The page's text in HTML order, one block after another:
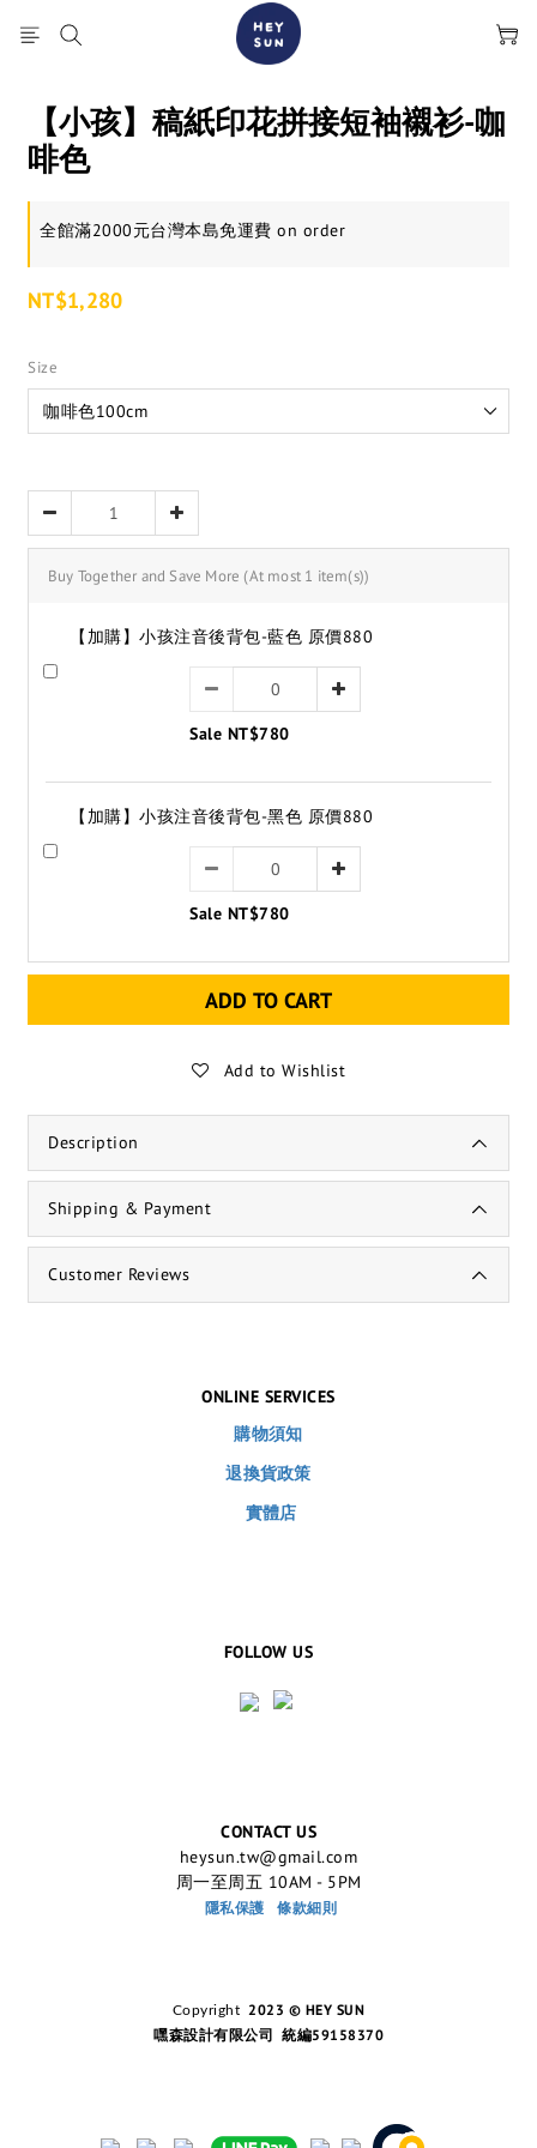
【小孩】稿紙印花拼接短袖襯衫-咖
啡色
全館滿2000元台灣本島免運費 on order
NT$1,280
Size
Buy Together and Save More (At most 1 item(s))
【加購】小孩注音後背包-藍色 原價880
Sale NT$780
【加購】小孩注音後背包-黑色 原價880
Sale NT$780
ADD TO CART
Add to Wishlist
Description
Shipping & Payment
Customer Reviews
ONLINE SERVICES
購物須知
退換貨政策
實體店
FOLLOW US
CONTACT US
heysun.tw@gmail.com
周一至周五 10AM - 5PM
隱私保護 條款細則
Copyright
2023 © HEY SUN
嘿森設計有限公司 統編59158370